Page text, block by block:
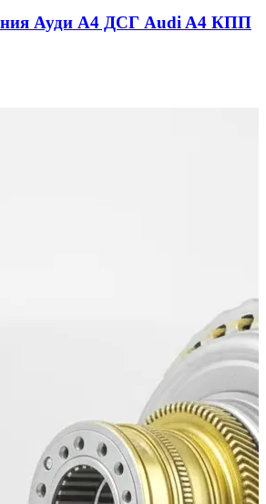
Ауди А4 ДСГ Audi A4 КПП